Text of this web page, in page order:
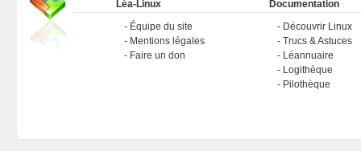
Léa-Linux
Équipe du site
Mentions légales
Faire un don
Documentation
Découvrir Linux
Trucs & Astuces
Léannuaire
Logithèque
Pilothèque